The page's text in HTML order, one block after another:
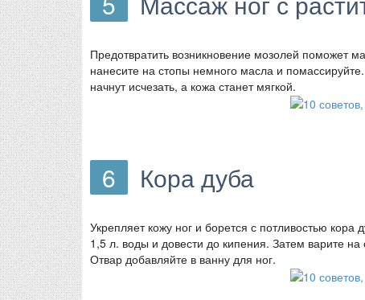
Предотвратить возникновение мозолей поможет
нанесите на стопы немного масла и
начнут исчезать, а кожа станет мягкой.
6 Кора дуба
Укрепляет кожу ног и борется с потливостью кора
1,5 л. воды и довести до кипения. Затем варите
Отвар добавляйте в ванну для ног.